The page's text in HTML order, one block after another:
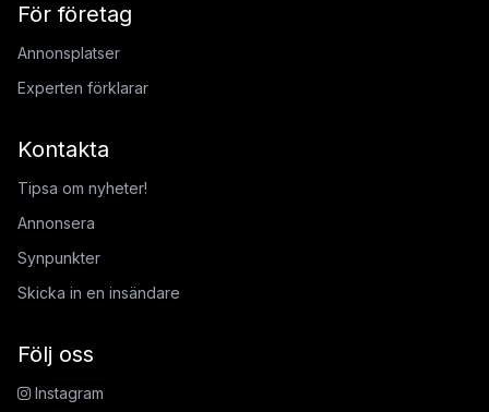
För företag
Annonsplatser
Experten förklarar
Kontakta
Tipsa om nyheter!
Annonsera
Synpunkter
Skicka in en insändare
Följ oss
Instagram